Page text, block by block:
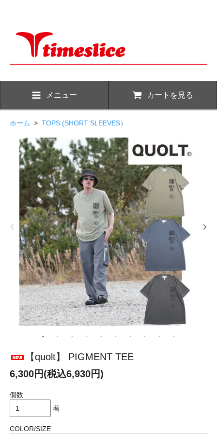
メニュー カートを見る
ホーム > TOPS (SHORT SLEEVES）
【quolt】 PIGMENT TEE
6,300円(税込6,930円)
個数
着
COLOR/SIZE